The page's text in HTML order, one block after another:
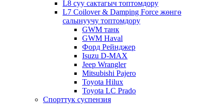
L8 суу сактагыч топтомдору
L7 Coilover & Damping Force жөнгө
салынуучу топтомдору
GWM танк
GWM Haval
Форд Рейнджер
Isuzu D-MAX
Jeep Wrangler
Mitsubishi Pajero
Toyota Hilux
Toyota LC Prado
Спорттук суспензия